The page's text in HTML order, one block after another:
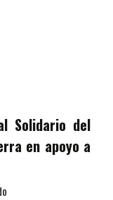
Solidario del
en apoyo a